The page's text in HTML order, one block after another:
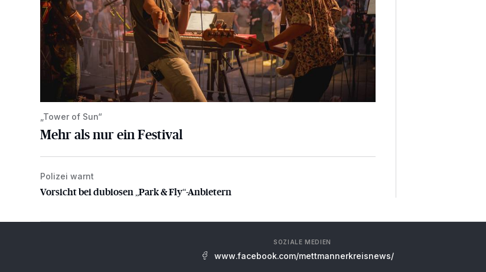
„Tower of Sun“
Mehr als nur ein Festival
Vorsicht bei dubiosen „Park & Fly“-Anbietern
Polizei warnt
Vorsicht bei dubiosen „Park & Fly“-Anbietern
SOZIALE MEDIEN
www.facebook.com/mettmannerkreisnews/